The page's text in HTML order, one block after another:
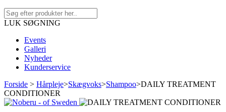
LUK SØGNING
Events
Galleri
Nyheder
Kunderservice
Forside > Hårpleje>Skægvoks>Shampoo>DAILY TREATMENT
CONDITIONER